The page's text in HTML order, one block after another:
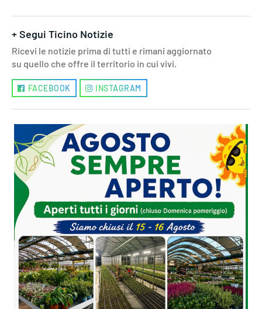
+ Segui Ticino Notizie
Ricevi le notizie prima di tutti e rimani aggiornato
su quello che offre il territorio in cui vivi.
FACEBOOK INSTAGRAM